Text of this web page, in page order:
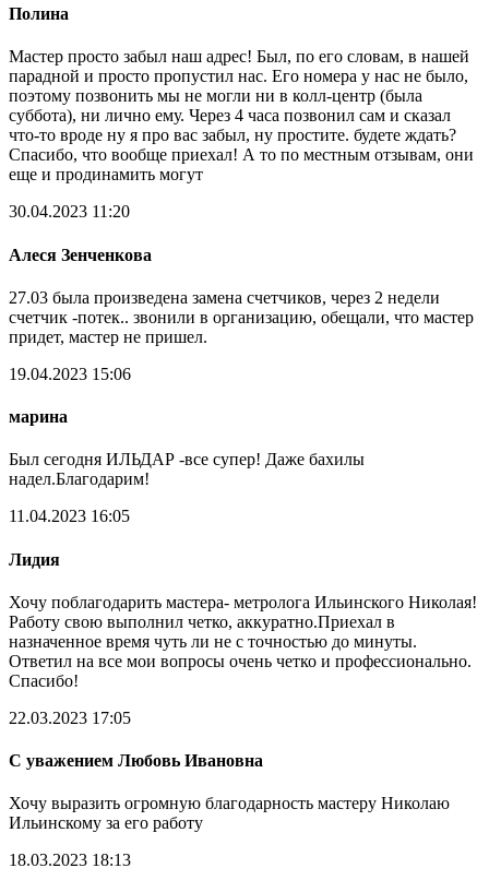
Полина
Мастер просто забыл наш адрес! Был, по его словам, в нашей
парадной и просто пропустил нас. Его номера у нас не было,
поэтому позвонить мы не могли ни в колл-центр (была
суббота), ни лично ему. Через 4 часа позвонил сам и сказал
что-то вроде ну я про вас забыл, ну простите. будете ждать?
Спасибо, что вообще приехал! А то по местным отзывам, они
еще и продинамить могут
30.04.2023 11:20
Алеся Зенченкова
27.03 была произведена замена счетчиков, через 2 недели
счетчик -потек.. звонили в организацию, обещали, что мастер
придет, мастер не пришел.
19.04.2023 15:06
марина
Был сегодня ИЛЬДАР -все супер! Даже бахилы
надел.Благодарим!
11.04.2023 16:05
Лидия
Хочу поблагодарить мастера- метролога Ильинского Николая!
Работу свою выполнил четко, аккуратно.Приехал в
назначенное время чуть ли не с точностью до минуты.
Ответил на все мои вопросы очень четко и профессионально.
Спасибо!
22.03.2023 17:05
С уважением Любовь Ивановна
Хочу выразить огромную благодарность мастеру Николаю
Ильинскому за его работу
18.03.2023 18:13